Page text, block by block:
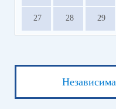
27 28 29